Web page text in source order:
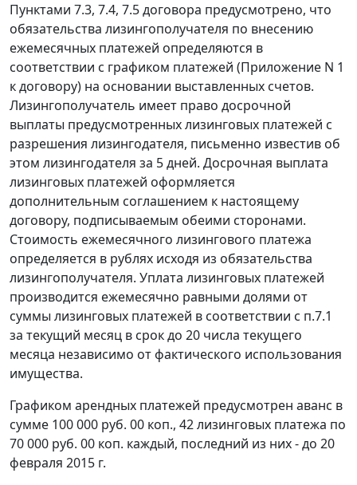
Пунктами 7.3, 7.4, 7.5 договора предусмотрено, что
обязательства лизингополучателя по внесению
ежемесячных платежей определяются в
соответствии с графиком платежей (Приложение N 1
к договору) на основании выставленных счетов.
Лизингополучатель имеет право досрочной
выплаты предусмотренных лизинговых платежей с
разрешения лизингодателя, письменно известив об
этом лизингодателя за 5 дней. Досрочная выплата
лизинговых платежей оформляется
дополнительным соглашением к настоящему
договору, подписываемым обеими сторонами.
Стоимость ежемесячного лизингового платежа
определяется в рублях исходя из обязательства
лизингополучателя. Уплата лизинговых платежей
производится ежемесячно равными долями от
суммы лизинговых платежей в соответствии с п.7.1
за текущий месяц в срок до 20 числа текущего
месяца независимо от фактического использования
имущества.
Графиком арендных платежей предусмотрен аванс в
сумме 100 000 руб. 00 коп., 42 лизинговых платежа по
70 000 руб. 00 коп. каждый, последний из них - до 20
февраля 2015 г.